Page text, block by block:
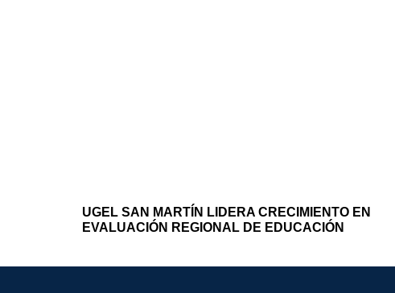
UGEL SAN MARTÍN LIDERA CRECIMIENTO EN
EVALUACIÓN REGIONAL DE EDUCACIÓN